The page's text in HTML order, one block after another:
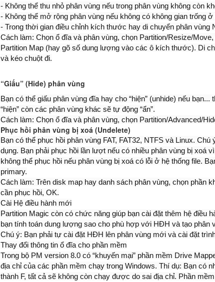
- Không thể thu nhỏ phân vùng nếu trong phân vùng không còn
- Không thể mở rộng phân vùng nếu không có không gian trống ở
- Trong thời gian điều chỉnh kích thước hay di chuyển phân
Cách làm: Chọn ổ đĩa và phân vùng, chọn Partition/Resize/
Partition Map (hay gõ số dung lượng vào các ô kích thước). Di
và kéo chuột đi.
“Giấu” (Hide) phân vùng
Bạn có thể giấu phân vùng đĩa hay cho “hiện” (unhide) nếu
“hiện” còn các phân vùng khác sẽ tự động “ẩn”.
Cách làm: Chọn ổ đĩa và phân vùng, chọn Partition/Advanced/
Phục hồi phân vùng bị xoá (Undelete)
Bạn có thể phục hồi phân vùng FAT, FAT32, NTFS và Linux.
dụng. Bạn phải phục hồi lần lượt nếu có nhiều phân vùng bị xoá
không thể phục hồi nếu phân vùng bị xoá có lỗi ở hệ thống file.
primary.
Cách làm: Trên disk map hay danh sách phân vùng, chọn phần
cần phục hồi, OK.
Cài Hệ điều hành mới
Partition Magic còn có chức năng giúp bạn cài đặt thêm hệ
bạn tính toán dung lượng sao cho phù hợp với HĐH và tạo
Chú ý: Bạn phải tự cài đặt HĐH lên phân vùng mới và cài đặt
Thay đổi thông tin ổ đĩa cho phần mềm
Trong bộ PM version 8.0 có “khuyến mại” phần mềm Drive
địa chỉ của các phần mềm chạy trong Windows. Thí dụ: Bạn có
thành F, tất cả sẽ không còn chạy được do sai địa chỉ. Phần